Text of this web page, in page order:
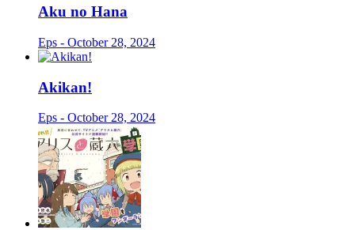
Aku no Hana
Eps - October 28, 2024
Akikan!
Eps - October 28, 2024